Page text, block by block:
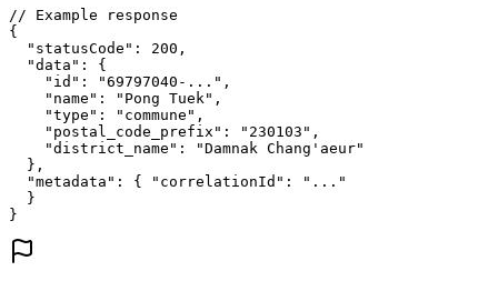
// Example response
{
"statusCode" : 200 ,
"data" : {
"id" : "69797040-..." ,
"name" : "Pong Tuek" ,
"type" : "commune" ,
"postal_code_prefix" : "230103" ,
"district_name" :
"Damnak Chang'aeur"
},
"metadata" : { "correlationId" :
"..."
}
}